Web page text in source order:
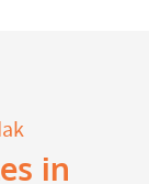
in